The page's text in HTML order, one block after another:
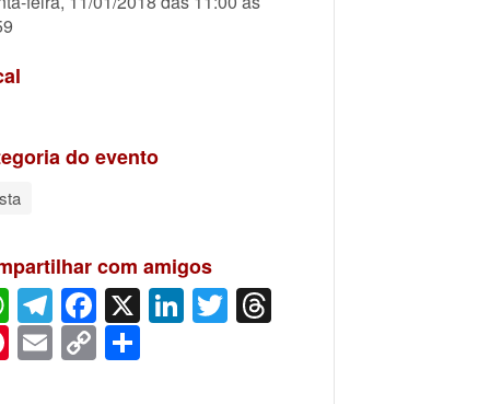
do evento
com amigos
WhatsApp
Telegram
Facebook
X LinkedIn
Twitter
Pinterest
Email
Copy
Link